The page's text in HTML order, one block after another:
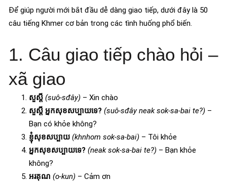
Để giúp người mới bắt đầu dễ dàng giao tiếp, dưới đây là 50
câu tiếng Khmer cơ bản trong các tình huống phổ biến.
1. Câu giao tiếp chào hỏi –
xã giao
សួស្តី (suô-sđây) – Xin chào
សួស្តី អ្នកសុខសប្បាយទេ? (suô-sđây neak sok-sa-bai te?) –
Bạn có khỏe không?
ខ្ញុំសុខសប្បាយ (khnhom sok-sa-bai) – Tôi khỏe
អ្នកសុខសប្បាយទេ? (neak sok-sa-bai te?) – Bạn khỏe
không?
អរគុណ (o-kun) – Cảm ơn